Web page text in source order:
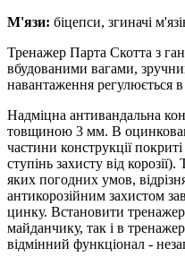
М'язи: біцепси, згиначі
Тренажер Парта Скотта з
вбудованими вагами,
навантаження регулюється
Надміцна антивандальна
товщиною 3 мм. В
частини конструкції
ступінь захисту від
яких погодних умов,
антикорозійним захистом
цинку. Встановити
майданчику, так і в
відмінний функціонал -